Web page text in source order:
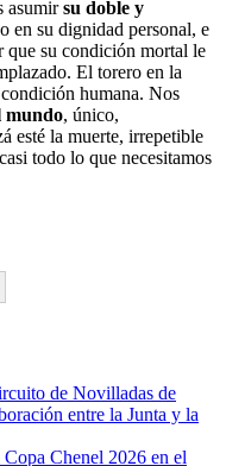
asumirsu doble y
en su dignidad personal, e
que su condición mortal le
El torero en la
humana. Nos
mundo, único,
esté la muerte, irrepetible
todo lo que necesitamos
de Novilladas de
entre la Junta y la
Chenel 2026 en el